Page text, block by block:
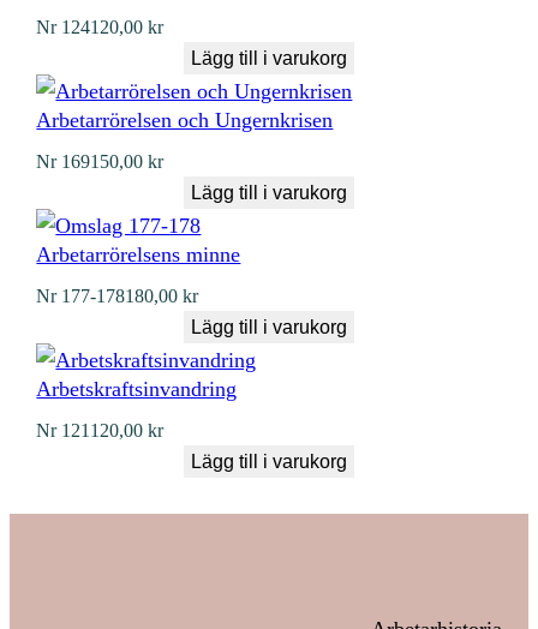
Nr 124120,00kr
Lägg till i varukorg
Arbetarrörelsen och Ungernkrisen
Nr 169150,00kr
Lägg till i varukorg
Arbetarrörelsens minne
Nr 177-178180,00kr
Lägg till i varukorg
Arbetskraftsinvandring
Nr 121 120,00kr
Lägg till i varukorg